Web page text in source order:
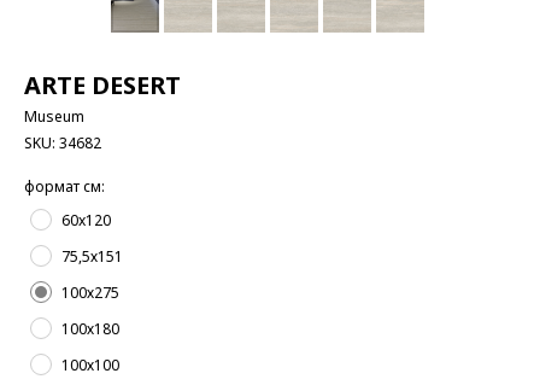
ARTE DESERT
Museum
SKU: 34682
формат см:
60x120
75,5х151
100х275
100х180
100х100